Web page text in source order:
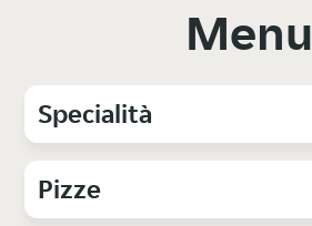
Menu
Specialità
Pizze